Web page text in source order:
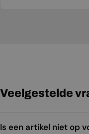
Veelgestelde
Is een artikel niet op